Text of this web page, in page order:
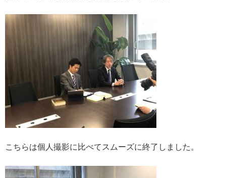
こちらは個人撮影に比べてスムーズに終了しました。